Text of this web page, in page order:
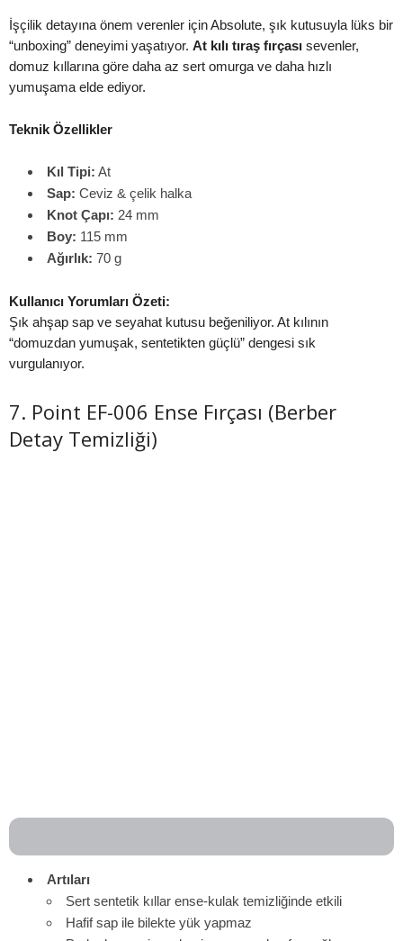
İşçilik detayına önem verenler için Absolute, şık kutusuyla lüks bir
“unboxing” deneyimi yaşatıyor. At kılı tıraş fırçası sevenler,
domuz kıllarına göre daha az sert omurga ve daha hızlı
yumuşama elde ediyor.
Teknik Özellikler
Kıl Tipi: At
Sap: Ceviz & çelik halka
Knot Çapı: 24 mm
Boy: 115 mm
Ağırlık: 70 g
Kullanıcı Yorumları Özeti:
Şık ahşap sap ve seyahat kutusu beğeniliyor. At kılının
“domuzdan yumuşak, sentetikten güçlü” dengesi sık
vurgulanıyor.
7. Point EF-006 Ense Fırçası (Berber
Detay Temizliği)
Artıları
Sert sentetik kıllar ense-kulak temizliğinde etkili
Hafif sap ile bilekte yük yapmaz